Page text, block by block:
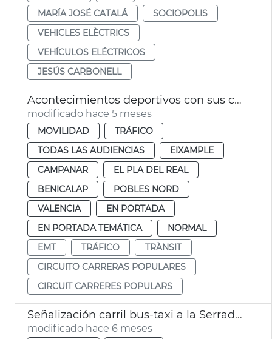
MARÍA JOSÉ CATALÁ
SOCIOPOLIS
VEHICLES ELÈCTRICS
VEHÍCULOS ELÉCTRICOS
JESÚS CARBONELL
Acontecimientos deportivos con sus cortes de tráfico en València
modificado hace 5 meses
MOVILIDAD
TRÁFICO
TODAS LAS AUDIENCIAS
EIXAMPLE
CAMPANAR
EL PLA DEL REAL
BENICALAP
POBLES NORD
VALENCIA
EN PORTADA
EN PORTADA TEMÁTICA
NORMAL
EMT
TRÁFICO
TRÀNSIT
CIRCUITO CARRERAS POPULARES
CIRCUIT CARRERES POPULARS
Señalización carril bus-taxi a la Serradora València
modificado hace 6 meses